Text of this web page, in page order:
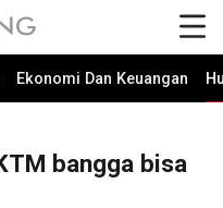
Ekonomi Dan Keuangan
bangga bisa